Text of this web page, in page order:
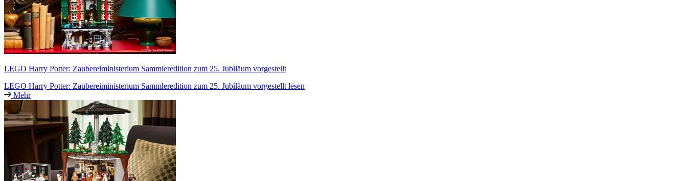
LEGO Harry Potter: Zaubereiministerium Sammleredition zum 25. Jubiläum vorgestellt
LEGO Harry Potter: Zaubereiministerium Sammleredition zum 25. Jubiläum vorgestellt lesen
Mehr